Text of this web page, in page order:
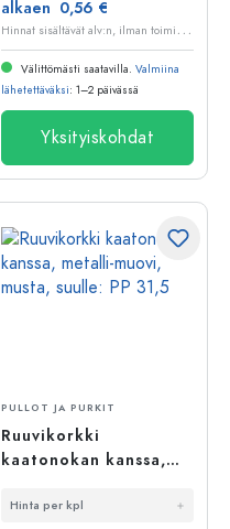
alkaen 0,56 €
H
innat sisältävät alv:n, ilman toimituskuluja
Välittömästi saatavilla. Valmiina
lähetettäväksi: 1–2 päivässä
Yksityiskohdat
PULLOT JA PURKIT
Ruuvikorkki
kaatonokan kanssa,
suulle: PP 31,5
Hinta per kpl